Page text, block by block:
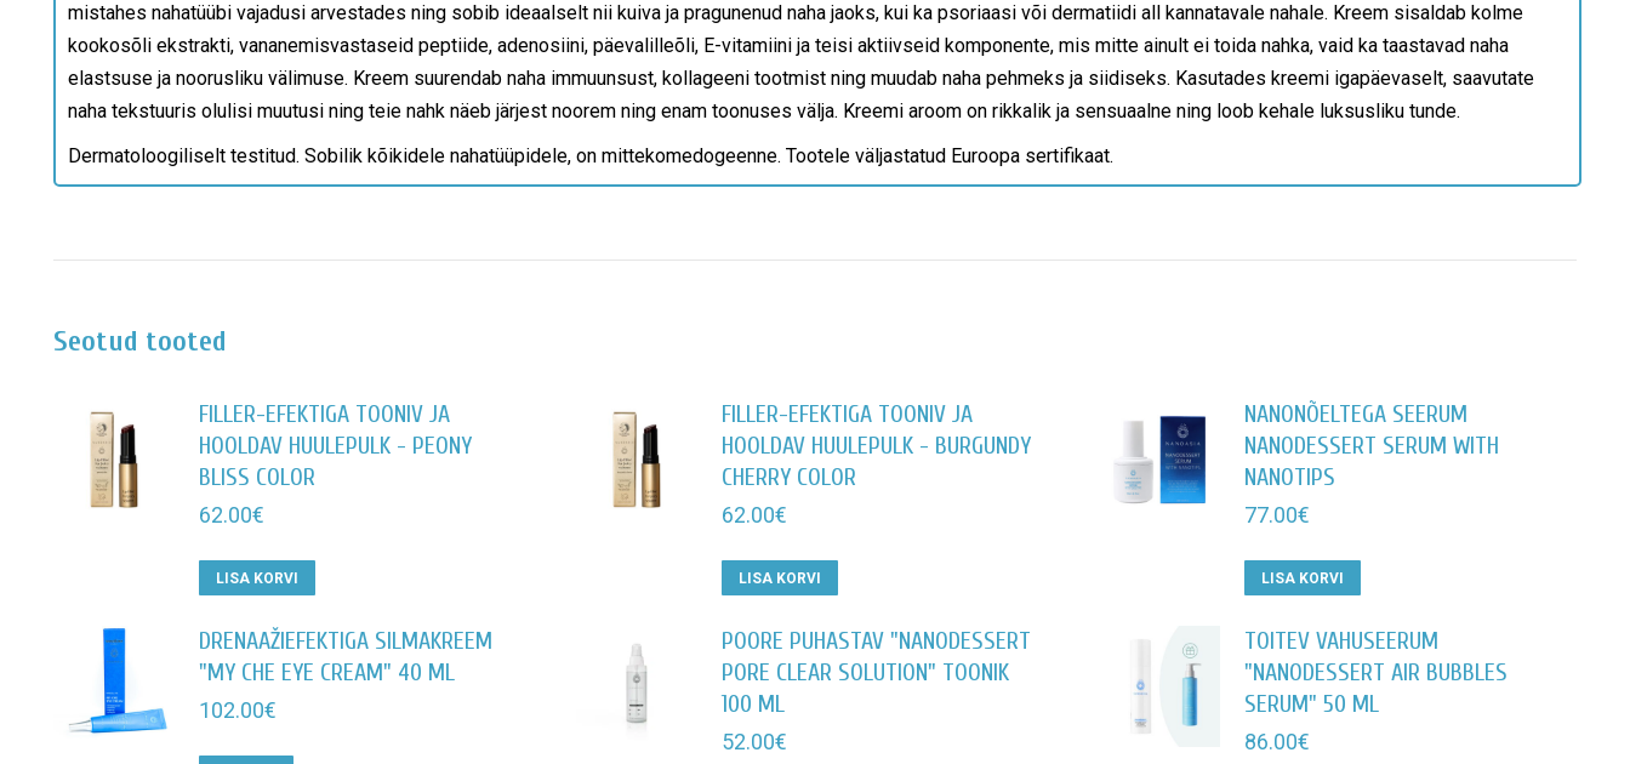
mistahes nahatüübi vajadusi arvestades ning sobib ideaalselt nii kuiva ja pragunenud naha jaoks, kui ka psoriaasi või dermatiidi all kannatavale nahale. Kreem sisaldab kolme
kookosõli ekstrakti, vananemisvastaseid peptiide, adenosiini, päevalilleõli, E-vitamiini ja teisi aktiivseid komponente, mis mitte ainult ei toida nahka, vaid ka taastavad naha
elastsuse ja noorusliku välimuse. Kreem suurendab naha immuunsust, kollageeni tootmist ning muudab naha pehmeks ja siidiseks. Kasutades kreemi igapäevaselt, saavutate
naha tekstuuris olulisi muutusi ning teie nahk näeb järjest noorem ning enam toonuses välja. Kreemi aroom on rikkalik ja sensuaalne ning loob kehale luksusliku tunde.
Dermatoloogiliselt testitud. Sobilik kõikidele nahatüüpidele, on mittekomedogeenne. Tootele väljastatud Euroopa sertifikaat.
Seotud tooted
FILLER-EFEKTIGA TOONIV JA
HOOLDAV HUULEPULK - PEONY
BLISS COLOR
62.00€
LISA KORVI
FILLER-EFEKTIGA TOONIV JA
HOOLDAV HUULEPULK - BURGUNDY
CHERRY COLOR
62.00€
LISA KORVI
NANONÕELTEGA SEERUM
NANODESSERT SERUM WITH
NANOTIPS
77.00€
LISA KORVI
DRENAAŽIEFEKTIGA SILMAKREEM
"MY CHE EYE CREAM" 40 ML
102.00€
POORE PUHASTAV "NANODESSERT
PORE CLEAR SOLUTION" TOONIK
100 ML
52.00€
TOITEV VAHUSEERUM
"NANODESSERT AIR BUBBLES
SERUM" 50 ML
86.00€